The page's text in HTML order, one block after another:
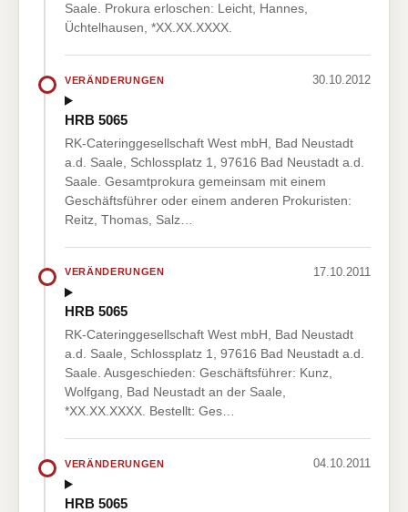
Saale. Prokura erloschen: Leicht, Hannes,
Üchtelhausen, *XX.XX.XXXX.
VERÄNDERUNGEN 30.10.2012
HRB 5065
RK-Cateringgesellschaft West mbH, Bad Neustadt
a.d. Saale, Schlossplatz 1, 97616 Bad Neustadt a.d.
Saale. Gesamtprokura gemeinsam mit einem
Geschäftsführer oder einem anderen Prokuristen:
Reitz, Thomas, Salz…
VERÄNDERUNGEN 17.10.2011
HRB 5065
RK-Cateringgesellschaft West mbH, Bad Neustadt
a.d. Saale, Schlossplatz 1, 97616 Bad Neustadt a.d.
Saale. Ausgeschieden: Geschäftsführer: Kunz,
Wolfgang, Bad Neustadt an der Saale,
*XX.XX.XXXX. Bestellt: Ges…
VERÄNDERUNGEN 04.10.2011
HRB 5065